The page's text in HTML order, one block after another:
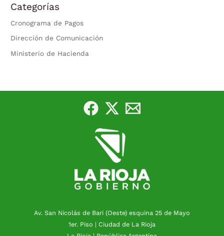
Categorías
Cronograma de Pagos
Dirección de Comunicación
Ministerio de Hacienda
Av. San Nicolás de Bari (Oeste) esquina 25 de Mayo
1er. Piso | Ciudad de La Rioja